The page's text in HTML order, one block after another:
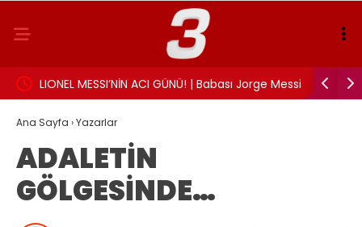
LIONEL MESSI’NİN ACI GÜNÜ! | Babası Jorge Messi
hayatını kaybetti
Ana Sayfa ›Yazarlar
ADALETİN
GÖLGESİNDE…